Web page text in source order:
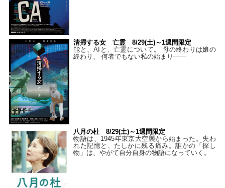
清掃する女 亡霊 8/29(土)～1週間限定
能と、AIと、亡霊について。 母の終わりは娘の
終わり、 何者でもない私の始まり――
八月の杜 8/29(土)～1週間限定
物語は、1945年東京大空襲から始まった。失わ
れた記憶と、たしかに残る痛み。誰かの「探し
物」は、やがて自分自身の物語になっていく。